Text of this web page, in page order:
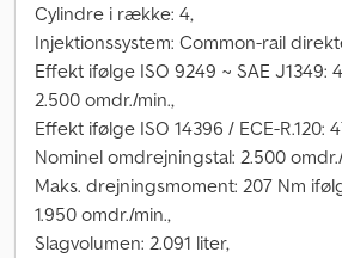
Cylindre i række: 4,
Injektionssystem: Common-rail
Effekt ifølge ISO 9249 ~ SAE J1349:
2.500 omdr./min.,
Effekt ifølge ISO 14396 / ECE-R.120:
Nominel omdrejningstal: 2.500
Maks. drejningsmoment: 207 Nm
1.950 omdr./min.,
Slagvolumen: 2.091 liter,